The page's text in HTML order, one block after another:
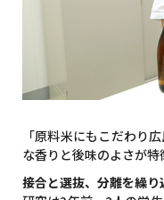
「原料米にもこだわり
な香りと後味のよさが特
接合と選抜、分離を繰